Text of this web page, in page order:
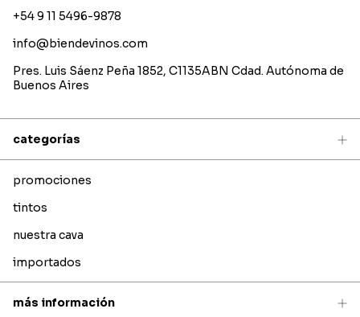
+54 9 11 5496-9878
info@biendevinos.com
Pres. Luis Sáenz Peña 1852, C1135ABN Cdad. Autónoma de
Buenos Aires
categorías
promociones
tintos
nuestra cava
importados
más información